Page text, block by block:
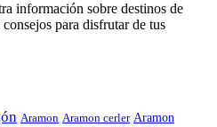
información sobre destinos de
para disfrutar de tus
Aramon Aramon cerler Aramon